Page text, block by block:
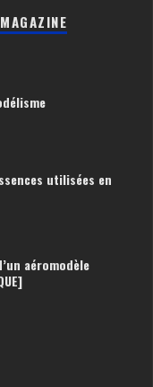
utilisées en
aéromodèle